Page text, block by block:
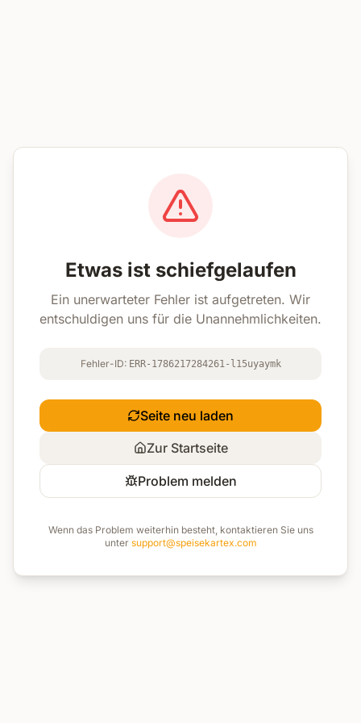
Etwas ist schiefgelaufen
Ein unerwarteter Fehler ist aufgetreten. Wir
entschuldigen uns für die Unannehmlichkeiten.
Fehler-ID: ERR-1786217284261-l15uyaymk
Seite neu laden
Zur Startseite
Problem melden
Wenn das Problem weiterhin besteht, kontaktieren Sie uns
unter support@speisekartex.com